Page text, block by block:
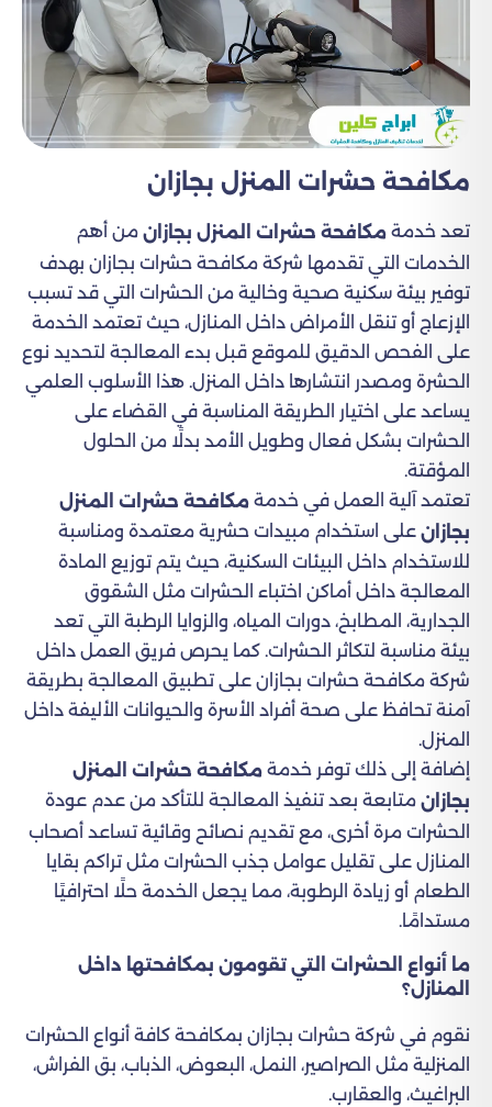
مكافحة حشرات المنزل​ بجازان
تعد خدمة مكافحة حشرات المنزل بجازان من أهم
الخدمات التي تقدمها شركة مكافحة حشرات بجازان بهدف
توفير بيئة سكنية صحية وخالية من الحشرات التي قد تسبب
الإزعاج أو تنقل الأمراض داخل المنازل، حيث تعتمد الخدمة
على الفحص الدقيق للموقع قبل بدء المعالجة لتحديد نوع
الحشرة ومصدر انتشارها داخل المنزل. هذا الأسلوب العلمي
يساعد على اختيار الطريقة المناسبة في القضاء على
الحشرات بشكل فعال وطويل الأمد بدلًا من الحلول
المؤقتة.
تعتمد آلية العمل في خدمة مكافحة حشرات المنزل
بجازان على استخدام مبيدات حشرية معتمدة ومناسبة
للاستخدام داخل البيئات السكنية، حيث يتم توزيع المادة
المعالجة داخل أماكن اختباء الحشرات مثل الشقوق
الجدارية، المطابخ، دورات المياه، والزوايا الرطبة التي تعد
بيئة مناسبة لتكاثر الحشرات. كما يحرص فريق العمل داخل
شركة مكافحة حشرات بجازان على تطبيق المعالجة بطريقة
آمنة تحافظ على صحة أفراد الأسرة والحيوانات الأليفة داخل
المنزل.
إضافة إلى ذلك توفر خدمة مكافحة حشرات المنزل
بجازان متابعة بعد تنفيذ المعالجة للتأكد من عدم عودة
الحشرات مرة أخرى، مع تقديم نصائح وقائية تساعد أصحاب
المنازل على تقليل عوامل جذب الحشرات مثل تراكم بقايا
الطعام أو زيادة الرطوبة، مما يجعل الخدمة حلًا احترافيًا
مستدامًا.
ما أنواع الحشرات التي تقومون بمكافحتها داخل
المنازل؟
نقوم في شركة حشرات بجازان بمكافحة كافة أنواع الحشرات
المنزلية مثل الصراصير، النمل، البعوض، الذباب، بق الفراش،
البراغيث، والعقارب.